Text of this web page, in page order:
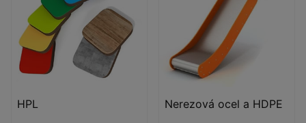
HPL Nerezová ocel a HDPE